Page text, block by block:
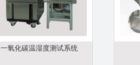
一氧化碳温湿度测试系统